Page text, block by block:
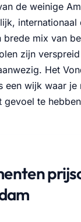
de weinige
internationaal
brede mix van
zijn
Het
een wijk waar
gevoel te